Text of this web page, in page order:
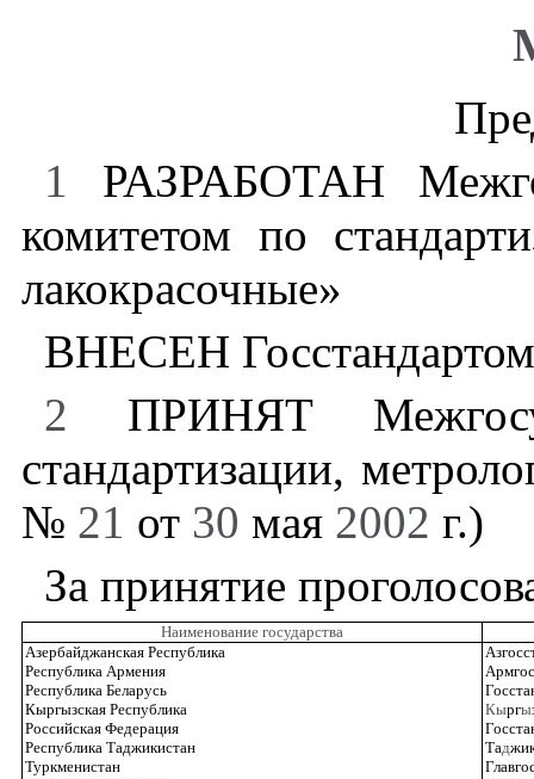
1 РАЗРАБОТАН
комитетом по
лакокрасочные»
ВНЕСЕН
2 ПРИНЯТ
стандартизации,
№ 21 от 30 мая 2002 г.)
За принятие
Наименование государства
Азербайджанская Республика
Республика Армения
Республика Беларусь
Кыргызская Республика
Кыргы
Российская Федерация
Республика Таджикистан
Тад
Туркменистан